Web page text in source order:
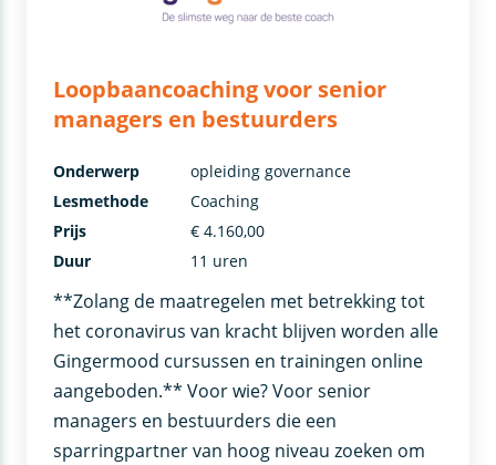
Loopbaancoaching voor senior
managers en bestuurders
**Zolang de maatregelen met betrekking tot
het coronavirus van kracht blijven worden alle
Gingermood cursussen en trainingen online
aangeboden.** Voor wie? Voor senior
managers en bestuurders die een
sparringpartner van hoog niveau zoeken om
Onderwerp
opleiding governance
Lesmethode
Coaching
Prijs
€ 4.160,00
Duur
11 uren